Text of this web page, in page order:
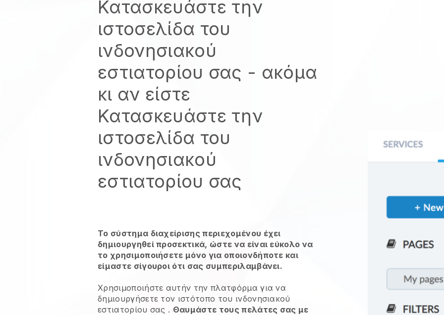
Κατασκευάστε την
ιστοσελίδα του
ινδονησιακού
εστιατορίου σας - ακόμα
κι αν είστε
Κατασκευάστε την
ιστοσελίδα του
ινδονησιακού
εστιατορίου σας
Το σύστημα διαχείρισης περιεχομένου έχει
δημιουργηθεί προσεκτικά, ώστε να είναι εύκολο να
το χρησιμοποιήσετε μόνο για οποιονδήποτε και
είμαστε σίγουροι ότι σας συμπεριλαμβάνει.
Χρησιμοποιήστε αυτήν την πλατφόρμα για να
δημιουργήσετε τον ιστότοπο του ινδονησιακού
εστιατορίου σας . Θαυμάστε τους πελάτες σας με